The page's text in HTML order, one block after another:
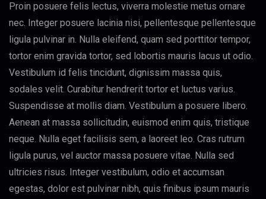
Proin posuere felis lectus, viverra molestie metus ornare
nec. Integer posuere lacinia nisi, pellentesque pellentesque
ligula pulvinar in. Nulla eleifend, quam sed porttitor tempor,
tortor enim gravida tortor, sed lobortis mauris lacus ut odio.
Vestibulum id felis tincidunt, dignissim massa quis,
sodales velit. Curabitur hendrerit tortor et luctus varius.
Suspendisse at mollis diam. Vestibulum a posuere libero.
Aenean at massa sollicitudin, euismod enim quis, tristique
neque. Nulla eget facilisis sem, a laoreet leo. Cras rutrum
ligula purus, vel auctor massa posuere vitae. Nulla sed
ultricies risus. Integer vestibulum, odio et accumsan
egestas, dolor est pulvinar nibh, quis finibus ipsum mauris